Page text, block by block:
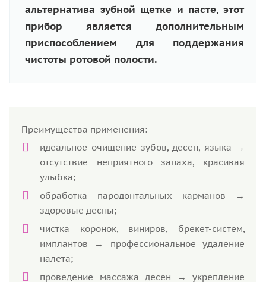
альтернатива зубной щетке и пасте, этот
прибор является дополнительным
приспособлением для поддержания
чистоты ротовой полости.
Преимущества применения:
идеальное очищение зубов, десен, языка →
отсутствие неприятного запаха, красивая
улыбка;
обработка пародонтальных карманов →
здоровые десны;
чистка коронок, виниров, брекет-систем,
имплантов → профессиональное удаление
налета;
проведение массажа десен → укрепление